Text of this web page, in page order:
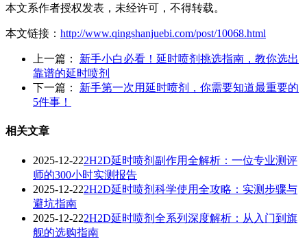
本文系作者授权发表，未经许可，不得转载。
本文链接： http://www.qingshanjuebi.com/post/10068.html
上一篇： 新手小白必看！延时喷剂挑选指南，教你选出
靠谱的延时喷剂
下一篇： 新手第一次用延时喷剂，你需要知道最重要的
5件事！
相关文章
2025-12-222H2D延时喷剂副作用全解析：一位专业测评
师的300小时实测报告
2025-12-222H2D延时喷剂科学使用全攻略：实测步骤与
避坑指南
2025-12-222H2D延时喷剂全系列深度解析：从入门到旗
舰的选购指南